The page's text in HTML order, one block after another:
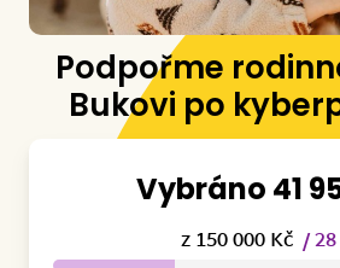
Podpořme
Bukovi po
Vybráno 41
z 150 000 Kč /